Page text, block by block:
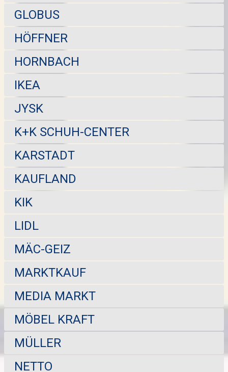
GLOBUS
HÖFFNER
HORNBACH
IKEA
JYSK
K+K SCHUH-CENTER
KARSTADT
KAUFLAND
KIK
LIDL
MÄC-GEIZ
MARKTKAUF
MEDIA MARKT
MÖBEL KRAFT
MÜLLER
NETTO